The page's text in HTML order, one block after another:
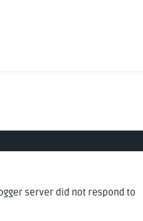
server did not respond to